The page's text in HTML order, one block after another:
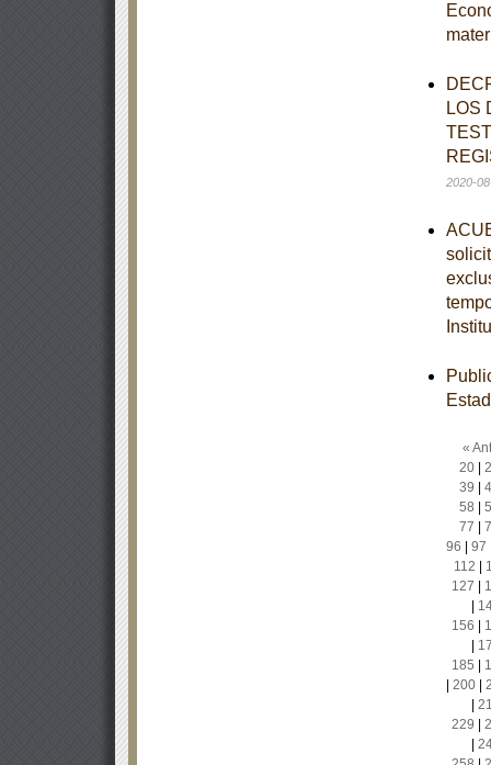
LOS
2020-
«
20|
39
58
77
96
97
112
127
156
185
200|
229